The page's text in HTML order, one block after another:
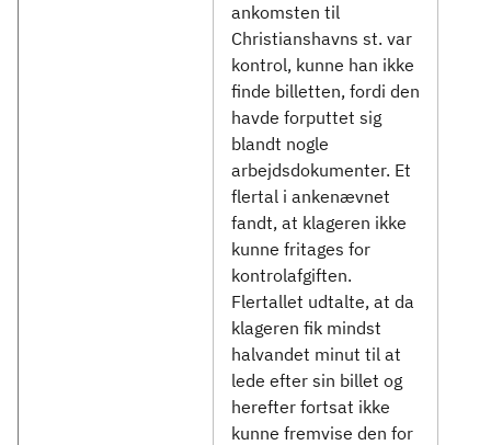
ankomsten til
Christianshavns st. var
kontrol, kunne han ikke
finde billetten, fordi den
havde forputtet sig
blandt nogle
arbejdsdokumenter. Et
flertal i ankenævnet
fandt, at klageren ikke
kunne fritages for
kontrolafgiften.
Flertallet udtalte, at da
klageren fik mindst
halvandet minut til at
lede efter sin billet og
herefter fortsat ikke
kunne fremvise den for